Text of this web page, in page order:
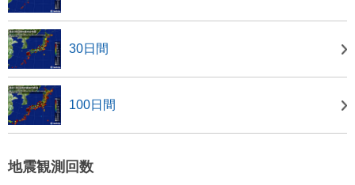
30日間
100日間
地震観測回数